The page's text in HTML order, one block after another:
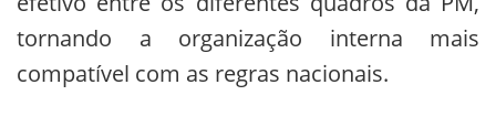
tornando a organização interna mais
compatível com as regras nacionais.